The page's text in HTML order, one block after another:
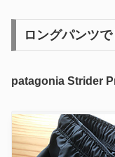
ロングパンツで
patagonia Strider